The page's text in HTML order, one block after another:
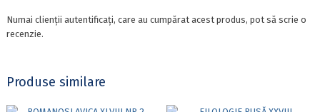
Numai clienții autentificați, care au cumpărat acest produs, pot să scrie o
recenzie.
Produse similare